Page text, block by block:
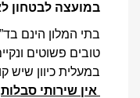
במועצה לבטחון
בתי המלון הינם
טובים פשוטים
במעלית כיוון
אין שירותי סבלות